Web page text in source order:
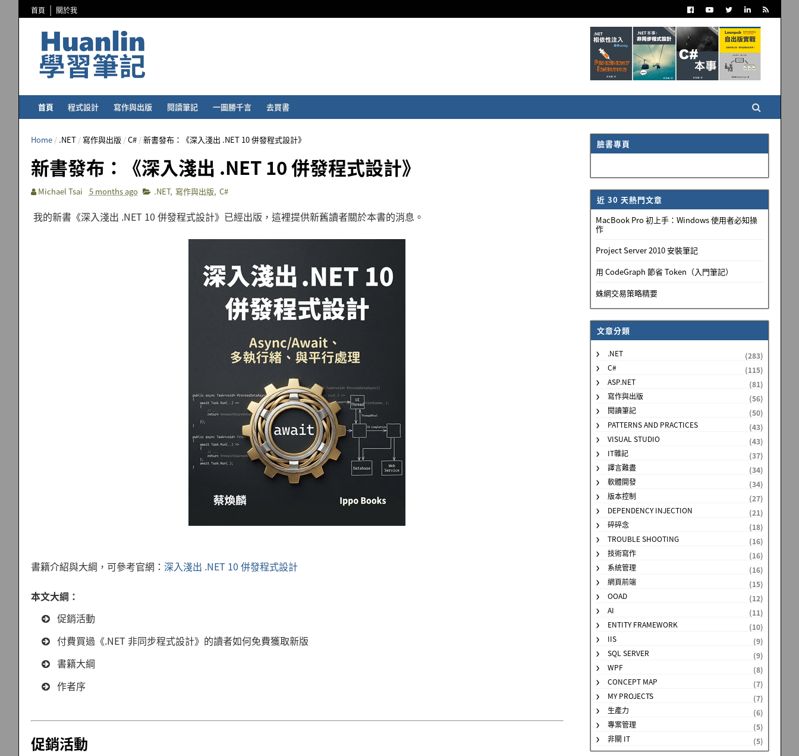
首頁 關於我
首頁 程式設計 寫作與出版 閱讀筆記 一圖勝千言 去買書
Home / .NET /寫作與出版 /C# /新書發布：《深入淺出 .NET 10 併發程式設計》
新書發布：《深入淺出 .NET 10 併發程式設計》
Michael Tsai 5 months ago .NET, 寫作與出版, C#
我的新書《深入淺出 .NET 10 併發程式設計》已經出版，這裡提供新舊讀者關於本書的消息。
書籍介紹與大綱，可參考官網： 深入淺出 .NET 10 併發程式設計
本文大綱：
促銷活動
付費買過《.NET 非同步程式設計》的讀者如何免費獲取新版
書籍大綱
作者序
促銷活動
臉書專頁
近 30 天熱門文章
MacBook Pro 初上手：Windows 使用者必知操
作
Project Server 2010 安裝筆記
用 CodeGraph 節省 Token（入門筆記）
蛛網交易策略精要
文章分類
.NET
(283)
C#
(115)
ASP.NET
(81)
寫作與出版
(56)
閱讀筆記
(50)
PATTERNS AND PRACTICES
(43)
VISUAL STUDIO
(43)
IT雜記
(37)
譯言難盡
(34)
軟體開發
(34)
版本控制
(27)
DEPENDENCY INJECTION
(21)
碎碎念
(18)
TROUBLE SHOOTING
(16)
技術寫作
(16)
系統管理
(16)
網頁前端
(15)
OOAD
(12)
AI
(11)
ENTITY FRAMEWORK
(10)
IIS
(9)
SQL SERVER
(9)
WPF
(8)
CONCEPT MAP
(7)
MY PROJECTS
(7)
生產力
(6)
專案管理
(5)
非關 IT
(5)